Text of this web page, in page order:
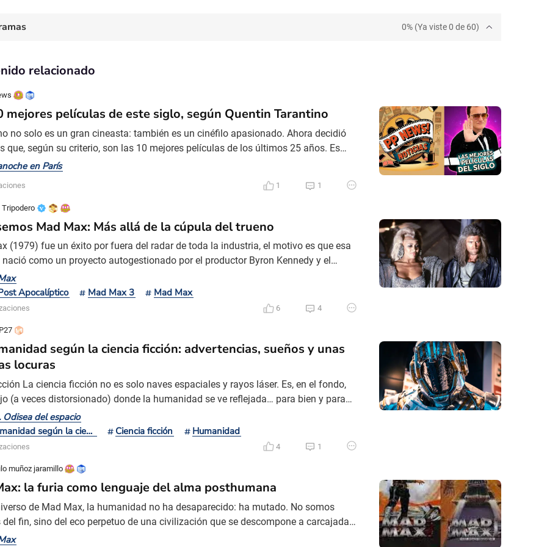
0% (Ya viste 0 de 60)
relacionado
mejores películas de este siglo, según Quentin Tarantino
no solo es un gran cineasta: también es un cinéfilo apasionado. Ahora decidió
que, según su criterio, son las 10 mejores películas de los últimos 25 años. Es
siglo XXI. Arrancamos el top 10 en orden inverso con… 10: MIDNIGHT IN PARIS
a él. La segunda vez pensé: «Bueno,
en París
1 1
Mad Max: Más allá de la cúpula del trueno
(1979) fue un éxito por fuera del radar de toda la industria, el motivo es que esa
como un proyecto autogestionado por el productor Byron Kennedy y el
Miller. Kennedy y Miller cruzaron caminos en un curso de cine en la
de Melbourne, allí se unieron para hacer Violent in the Cinema, Part 1 (1971),
de 20 minutos sobre los efectos de
Apocalíptico
Mad Max 3 Mad Max
6 4
según la ciencia ficción: advertencias, sueños y unas
locuras
La ciencia ficción no es solo naves espaciales y rayos láser. Es, en el fondo,
(a veces distorsionado) donde la humanidad se ve reflejada… para bien y para
mundos utópicos en los que todos viven en paz hasta escenarios
donde apenas queda agua, el género nos plantea una pregunta
¿realmente aprendemos de nuestros errores? Quizá sí, o quiz
Odisea del espacio
La humanidad según la ciencia ficción
Ciencia ficción Humanidad
4 1
muñoz jaramillo
la furia como lenguaje del alma posthumana
de Mad Max, la humanidad no ha desaparecido: ha mutado. No somos
fin, sino del eco perpetuo de una civilización que se descompone a carcajadas,
desde motores oxidados, cuerpos pintados de blanco y religiones construidas con